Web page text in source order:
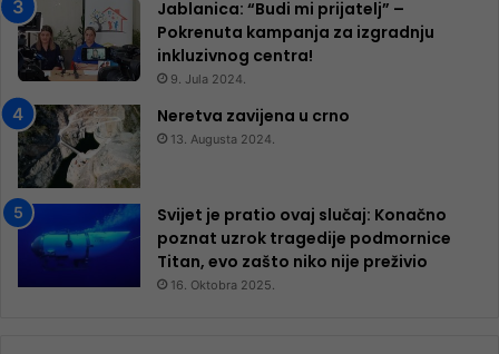
Jablanica: “Budi mi prijatelj” –
Pokrenuta kampanja za izgradnju
inkluzivnog centra!
9. Jula 2024.
Neretva zavijena u crno
13. Augusta 2024.
Svijet je pratio ovaj slučaj: Konačno
poznat uzrok tragedije podmornice
Titan, evo zašto niko nije preživio
16. Oktobra 2025.